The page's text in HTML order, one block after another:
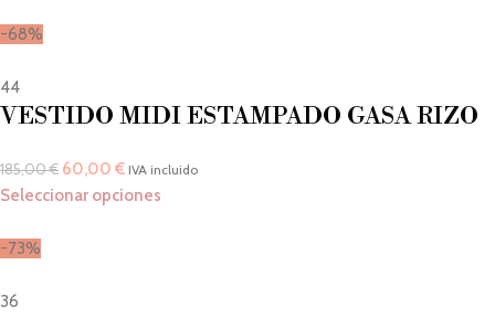
-68%
44
VESTIDO MIDI ESTAMPADO GASA RIZO
185,00€ 60,00 € IVA incluido
Seleccionar opciones
-73%
36